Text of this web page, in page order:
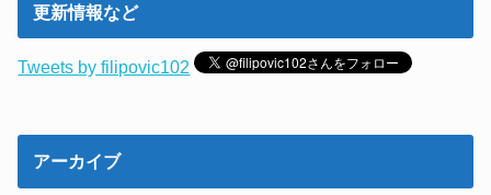
更新情報など
Tweets by filipovic102
アーカイブ